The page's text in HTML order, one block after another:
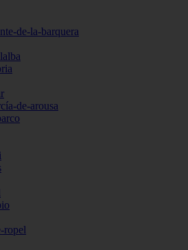
de-la-barquera
de-arousa
ropel